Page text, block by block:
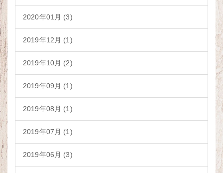
2020年01月 (3)
2019年12月 (1)
2019年10月 (2)
2019年09月 (1)
2019年08月 (1)
2019年07月 (1)
2019年06月 (3)